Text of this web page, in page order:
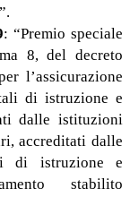
: “Premio speciale
8, del decreto
l’assicurazione
di istruzione e
dalle istituzioni
accreditati dalle
di istruzione e
stabilito